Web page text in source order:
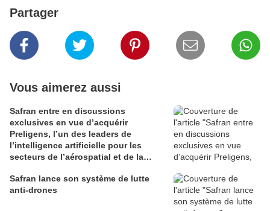
Partager
Vous aimerez aussi
Safran entre en discussions
exclusives en vue d’acquérir
Preligens, l’un des leaders de
l’intelligence artificielle pour les
secteurs de l’aérospatial et de la
Safran lance son système de lutte
anti-drones